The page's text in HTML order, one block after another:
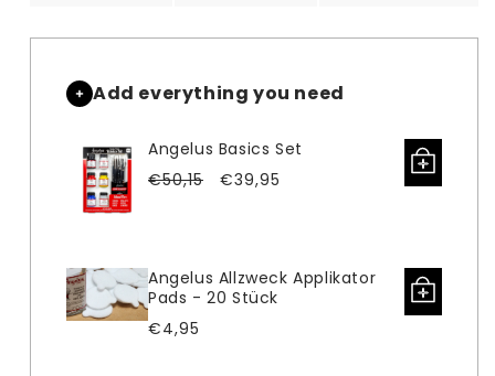
Add everything you need
Angelus Basics Set
Verkaufspreis
Normaler
€50,15 €39,95
Angelus Allzweck Applikator
Pads - 20 Stück
Normaler
€4,95